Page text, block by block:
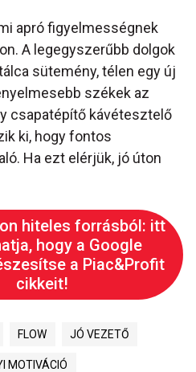
apró figyelmességnek
A legegyszerűbb dolgok
sütemény, télen egy új
székek az
csapatépítő kávétesztelő
ki, hogy fontos
Ha ezt elérjük, jó úton
hiteles forrásból: itt
hogy a Google
a Piac&Profit
cikkeit!
FLOW JÓ VEZETŐ
MOTIVÁCIÓ